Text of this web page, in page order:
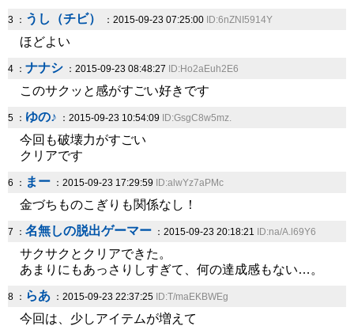
3 ： うし（チビ） ：2015-09-23 07:25:00 ID:6nZNI5914Y
ほどよい
4 ： ナナシ ：2015-09-23 08:48:27 ID:Ho2aEuh2E6
このサクッと感がすごい好きです
5 ： ゆの♪ ：2015-09-23 10:54:09 ID:GsgC8w5mz.
今回も破壊力がすごい
クリアです
6 ： まー ：2015-09-23 17:29:59 ID:alwYz7aPMc
金づちものこぎりも関係なし！
7 ： 名無しの脱出ゲーマー ：2015-09-23 20:18:21 ID:na/A.l69Y6
サクサクとクリアできた。
あまりにもあっさりしすぎて、何の達成感もない…。
8 ： らあ ：2015-09-23 22:37:25 ID:T/maEKBWEg
今回は、少しアイテムが増えて